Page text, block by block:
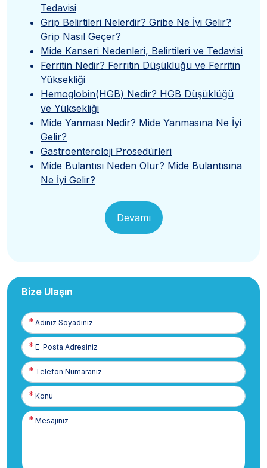
Tedavisi
Grip Belirtileri Nelerdir? Gribe Ne İyi Gelir?
Grip Nasıl Geçer?
Mide Kanseri Nedenleri, Belirtileri ve Tedavisi
Ferritin Nedir? Ferritin Düşüklüğü ve Ferritin
Yüksekliği
Hemoglobin(HGB) Nedir? HGB Düşüklüğü
ve Yüksekliği
Mide Yanması Nedir? Mide Yanmasına Ne İyi
Gelir?
Gastroenteroloji Prosedürleri
Mide Bulantısı Neden Olur? Mide Bulantısına
Ne İyi Gelir?
Devamı
Bize Ulaşın
Adınız
Soyadınız
E-
Posta
Telefon
Numaranız